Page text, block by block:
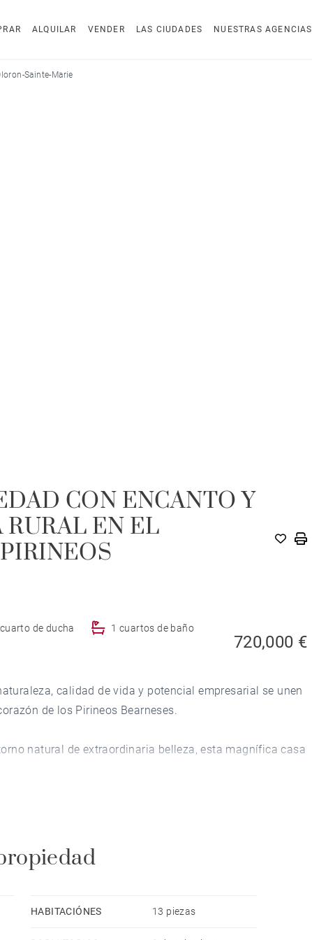
ALQUILAR VENDER LAS CIUDADES NUESTRAS AGENCIAS
Sainte-Marie
CON ENCANTO Y
RURAL EN EL
de ducha
1 cuartos de baño
720,000 €
calidad de vida y potencial empresarial se unen
de los Pirineos Bearneses.
natural de extraordinaria belleza, esta magnífica casa
construcción tradicional: muros de piedra vista, vigas
gran calidad crean un ambiente cálido, acogedor y
disfruta de impresionantes vistas panorámicas
HABITACIÓNES 13 piezas